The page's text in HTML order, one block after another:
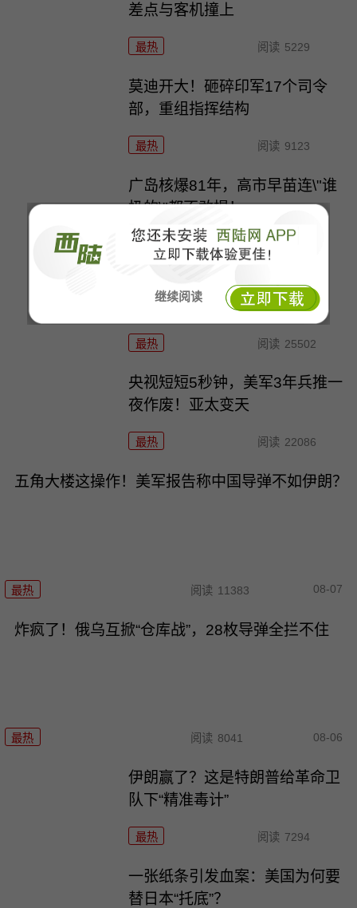
继续阅读
差点与客机撞上
最热 阅读 5229
莫迪开大！砸碎印军17个司令
部，重组指挥结构
最热 阅读 9123
广岛核爆81年，高市早苗连\"谁
扔的\"都不敢提！
最热 阅读 3908
五箭齐发！熊猫这一巴掌扇过
去，大漂亮终于知疼
最热 阅读 25502
央视短短5秒钟，美军3年兵推一
夜作废！亚太变天
最热 阅读 22086
五角大楼这操作！美军报告称中国导弹不如伊朗？
最热 阅读 11383 08-07
炸疯了！俄乌互掀“仓库战”，28枚导弹全拦不住
最热 阅读 8041 08-06
伊朗赢了？这是特朗普给革命卫
队下“精准毒计”
最热 阅读 7294
一张纸条引发血案：美国为何要
替日本“托底”？